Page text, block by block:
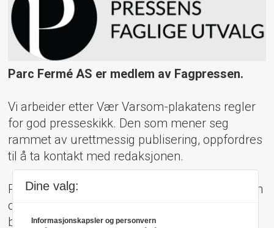
Parc Fermé AS er medlem av Fagpressen.
Vi arbeider etter Vær Varsom-plakatens regler
for god presseskikk. Den som mener seg
rammet av urettmessig publisering, oppfordres
til å ta kontakt med redaksjonen.
Pressens Faglige Utvalg (PFU) er et klageorgan
oppnevnt av Norsk Presseforbund som
behandler klager mot mediene i presseetiske
Dine valg:
Informasjonskapsler og personvern